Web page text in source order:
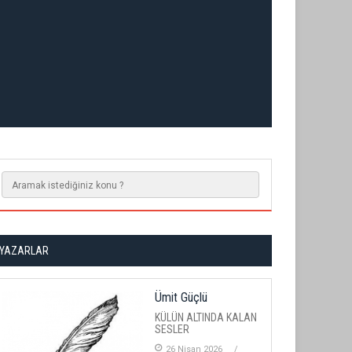
Ümit Güçlü
KÜLÜN ALTINDA KALAN
SESLER
26 Nisan 2026